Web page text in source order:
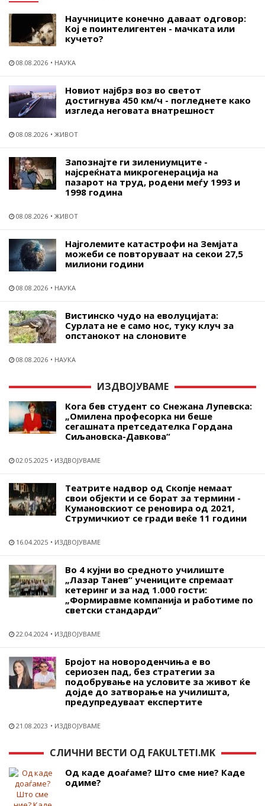
Научниците конечно даваат одговор:
Кој е поинтелигентен - мачката или
кучето?
08.08.2026 НАУКА
Новиот најбрз воз во светот
достигнува 450 км/ч - погледнете како
изгледа неговата внатрешност
08.08.2026 ЖИВОТ
Запознајте ги зилениумците -
најсреќната микрогенерација на
пазарот на труд, родени меѓу 1993 и
1998 година
08.08.2026 ЖИВОТ
Најголемите катастрофи на Земјата
можеби се повторуваат на секои 27,5
милиони години
08.08.2026 НАУКА
Вистинско чудо на еволуцијата:
Сурлата не е само нос, туку клуч за
опстанокот на слоновите
08.08.2026 НАУКА
ИЗДВОЈУВАМЕ
Кога бев студент со Снежана Лупевска:
„Омилена професорка ни беше
сегашната претседателка Гордана
Сиљановска-Давкова“
02.05.2025 ИЗДВОЈУВАМЕ
Театрите надвор од Скопје немаат
свои објекти и се борат за термини -
Кумановскиот се реновира од 2021,
Струмичкиот се гради веќе 11 години
16.04.2025 ИЗДВОЈУВАМЕ
Во 4 кујни во средното училиште
„Лазар Танев“ учениците спремаат
кетеринг и за над 1.000 гости:
„Формиравме компанија и работиме по
светски стандарди“
22.04.2024 ИЗДВОЈУВАМЕ
Бројот на новороденчиња е во
сериозен пад, без стратегии за
подобрување на условите за живот ќе
дојде до затворање на училишта,
предупредуваат експертите
21.08.2023 ИЗДВОЈУВАМЕ
СЛИЧНИ ВЕСТИ ОД FAKULTETI.MK
Од каде доаѓаме? Што сме ние? Каде
одиме?